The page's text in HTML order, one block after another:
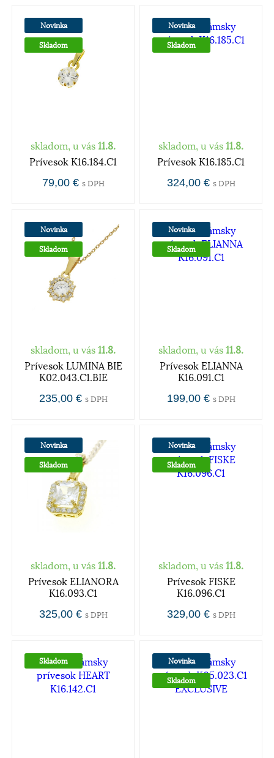
Novinka
Skladom
skladom, u vás 11.8.
Prívesok K16.184.C1
79,00 € s DPH
Novinka
Skladom
skladom, u vás 11.8.
Prívesok K16.185.C1
324,00 € s DPH
Novinka
Skladom
skladom, u vás 11.8.
Prívesok LUMINA BIE
K02.043.C1.BIE
235,00 € s DPH
Novinka
Skladom
skladom, u vás 11.8.
Prívesok ELIANNA
K16.091.C1
199,00 € s DPH
Novinka
Skladom
skladom, u vás 11.8.
Prívesok ELIANORA
K16.093.C1
325,00 € s DPH
Novinka
Skladom
skladom, u vás 11.8.
Prívesok FISKE
K16.096.C1
329,00 € s DPH
Skladom Novinka
Skladom